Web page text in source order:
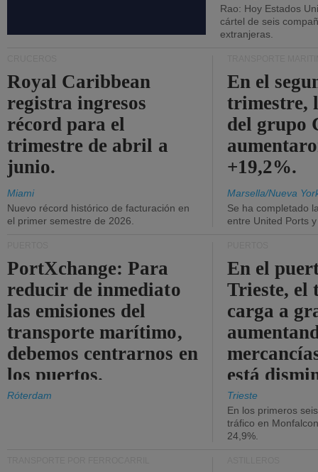
Rao: Hoy Estados
cártel de seis
extranjeras.
Royal Caribbean
registra ingresos
récord para el
trimestre de abril a
junio.
Miami
Nuevo récord histórico de facturación en
el primer semestre de 2026.
En el
trimestre,
del grupo
+19,2%.
Marsella/Nueva
Se ha completado
entre United Ports
PortXchange: Para
reducir de inmediato
las emisiones del
transporte marítimo,
debemos centrarnos en
los puertos.
Róterdam
En el
Trieste, el
carga a
está
Trieste
En los primeros
tráfico en
24,9%.